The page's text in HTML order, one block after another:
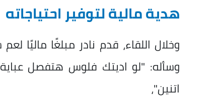
هدية مالية لتوفير احتياجاته
وخلال اللقاء، قدم نادر مبلغًا ماليًا
وسأله: "لو اديتك فلوس هتفصل
اتنين"،